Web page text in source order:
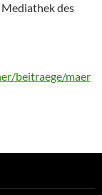
des
beitraege/maer